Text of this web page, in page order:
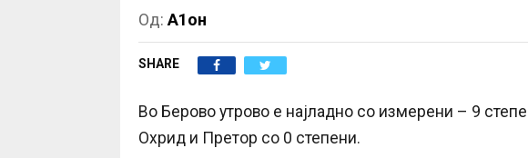
Од: А1он
SHARE
Во Берово утрово е најладно со измерени – 9
Охрид и Претор со 0 степени.